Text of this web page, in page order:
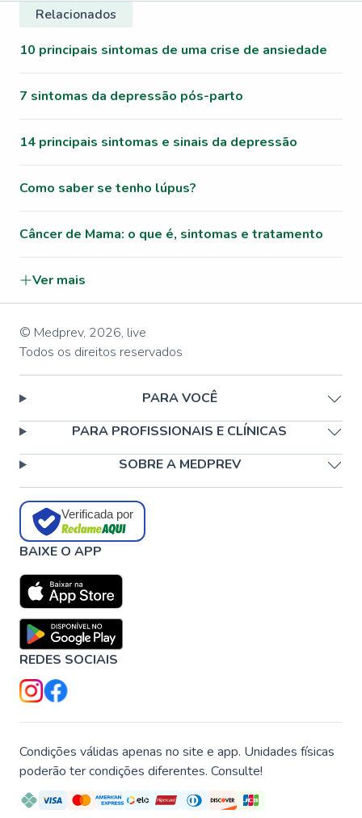
Relacionados
10 principais sintomas de uma crise de ansiedade
7 sintomas da depressão pós-parto
14 principais sintomas e sinais da depressão
Como saber se tenho lúpus?
Câncer de Mama: o que é, sintomas e tratamento
Ver mais
© Medprev, 2026, live
Todos os direitos reservados
PARA VOCÊ
PARA PROFISSIONAIS E CLÍNICAS
SOBRE A MEDPREV
Verificada por
BAIXE O APP
REDES SOCIAIS
Condições válidas apenas no site e app. Unidades físicas
poderão ter condições diferentes. Consulte!